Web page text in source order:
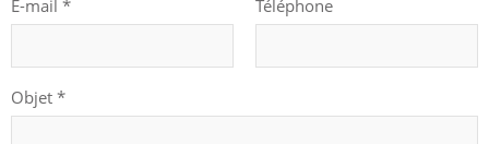
E-mail * Téléphone
Objet *